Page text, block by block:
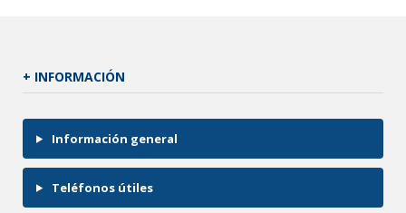
+ INFORMACIÓN
Información general
Teléfonos útiles